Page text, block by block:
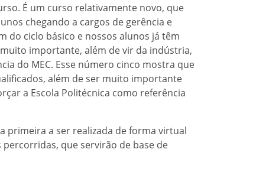
É um curso relativamente novo, que
chegando a cargos de gerência e
do ciclo básico e nossos alunos já têm
importante, além de vir da indústria,
do MEC. Esse número cinco mostra que
além de ser muito importante
a Escola Politécnica como referência
primeira a ser realizada de forma virtual
percorridas, que servirão de base de